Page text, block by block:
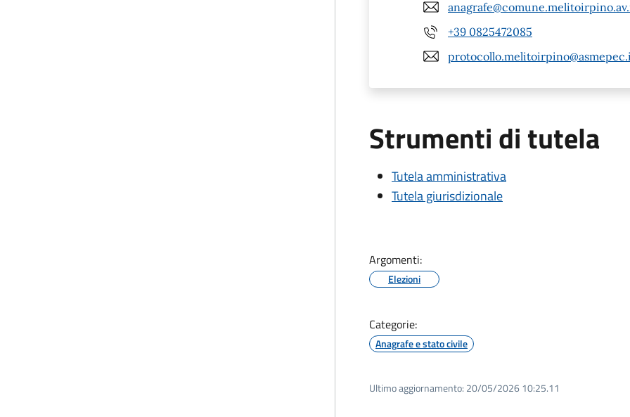
+39 0825472085
Strumenti di tutela
Tutela amministrativa
Tutela giurisdizionale
Argomenti:
Elezioni
Categorie:
Anagrafe e stato civile
Ultimo aggiornamento: 20/05/2026 10:25.11